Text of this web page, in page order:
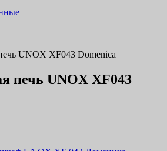
UNOX XF043 Domenica
печь UNOX XF043